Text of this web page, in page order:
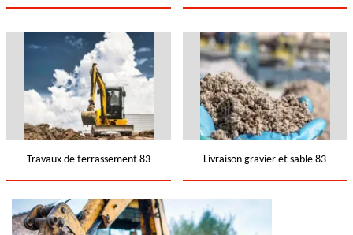
Travaux de terrassement 83 Livraison gravier et sable 83